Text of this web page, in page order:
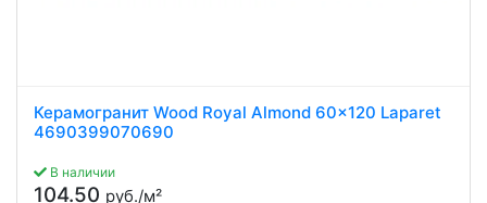
Керамогранит Wood Royal Almond 60x120 Laparet
4690399070690
В наличии
104.50 руб./м²